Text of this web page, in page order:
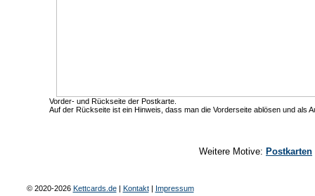
Vorder- und Rückseite der Postkarte.
Auf der Rückseite ist ein Hinweis, dass man die Vorderseite ablösen und als
Weitere Motive: Postkarten
© 2020-2026 Kettcards.de| Kontakt| Impressum